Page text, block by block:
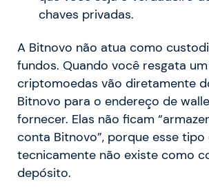
chaves privadas.
A Bitnovo não atua como
fundos. Quando você resgata
criptomoedas vão diretamente
Bitnovo para o endereço de
fornecer. Elas não ficam
conta Bitnovo”, porque esse
tecnicamente não existe como
depósito.